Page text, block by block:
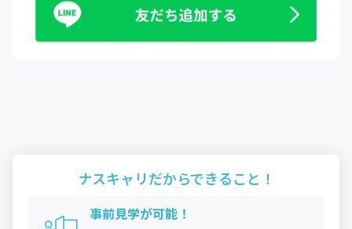
ナスキャリだからできること！
事前見学が可能！